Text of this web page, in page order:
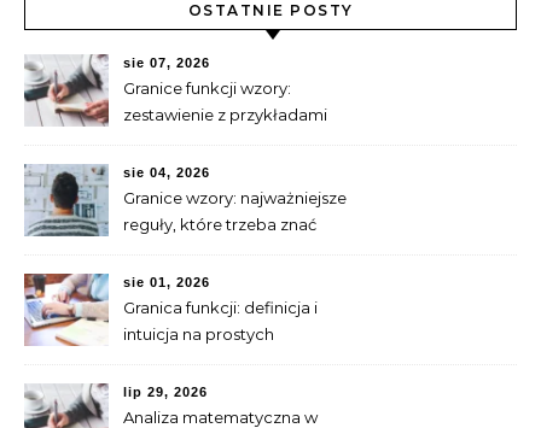
OSTATNIE POSTY
sie 07, 2026
Granice funkcji wzory:
zestawienie z przykładami
sie 04, 2026
Granice wzory: najważniejsze
reguły, które trzeba znać
sie 01, 2026
Granica funkcji: definicja i
intuicja na prostych
lip 29, 2026
Analiza matematyczna w